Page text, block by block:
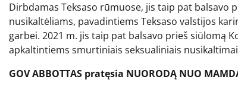
Dirbdamas Teksaso rūmuose, jis taip pat
nusikaltėliams, pavadintiems Teksaso valstijos
garbei. 2021 m. jis taip pat balsavo prieš siūlomą
apkaltintiems smurtiniais seksualiniais
GOV ABBOTTAS pratęsia NUORODĄ NUO